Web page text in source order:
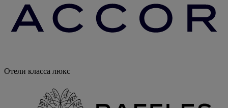
Отели класса люкс